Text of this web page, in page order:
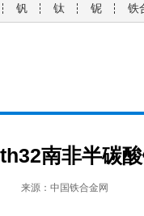
钒 钛 铌 铁
南非半碳
来源：中国铁合金网